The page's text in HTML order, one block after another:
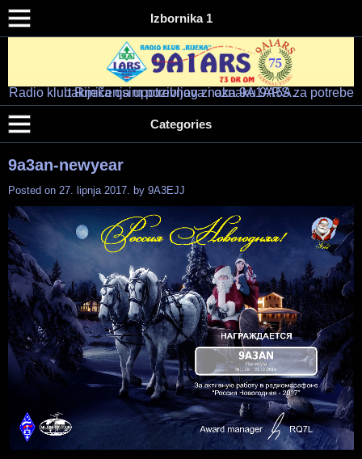
Izbornika 1
Radio klub "RIJEKA" – 9A1ARS – 9A5A
HAM RADIO KLUB RIJEKA
Radio klub Rijeka osim pozivnog znaka 9A1ARS za potrebe takmičenja upotrebljava i oznaku 9A5A.
Categories
9a3an-newyear
Posted on 27. lipnja 2017. by 9A3EJJ